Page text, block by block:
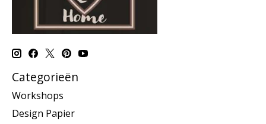
Categorieën
Workshops
Design Papier